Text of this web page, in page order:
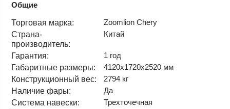
Общие
Торговая марка:
Zoomlion Chery
Страна-
производитель:
Китай
Гарантия:
1 год
Габаритные размеры:
4120х1720х2520 мм
Конструкционный вес:
2794 кг
Наличие фары:
Да
Система навески:
Трехточечная